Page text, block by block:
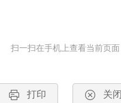
扫一扫在手机上查看当前页面
打印 关闭